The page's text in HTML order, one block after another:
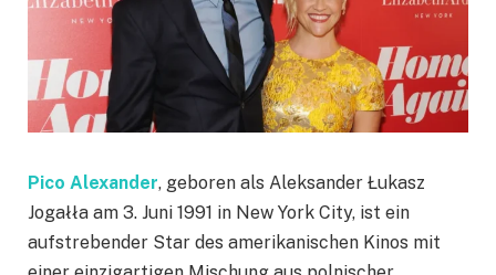
Pico Alexander, geboren als Aleksander Łukasz
Jogałła am 3. Juni 1991 in New York City, ist ein
aufstrebender Star des amerikanischen Kinos mit